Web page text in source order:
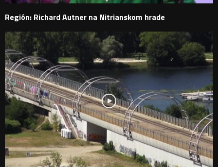
Región: Richard Autner na Nitrianskom hrade